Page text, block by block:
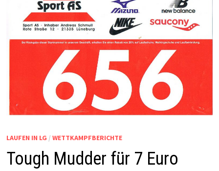
LAUFEN IN LG / WETTKAMPFBERICHTE
Tough Mudder für 7 Euro